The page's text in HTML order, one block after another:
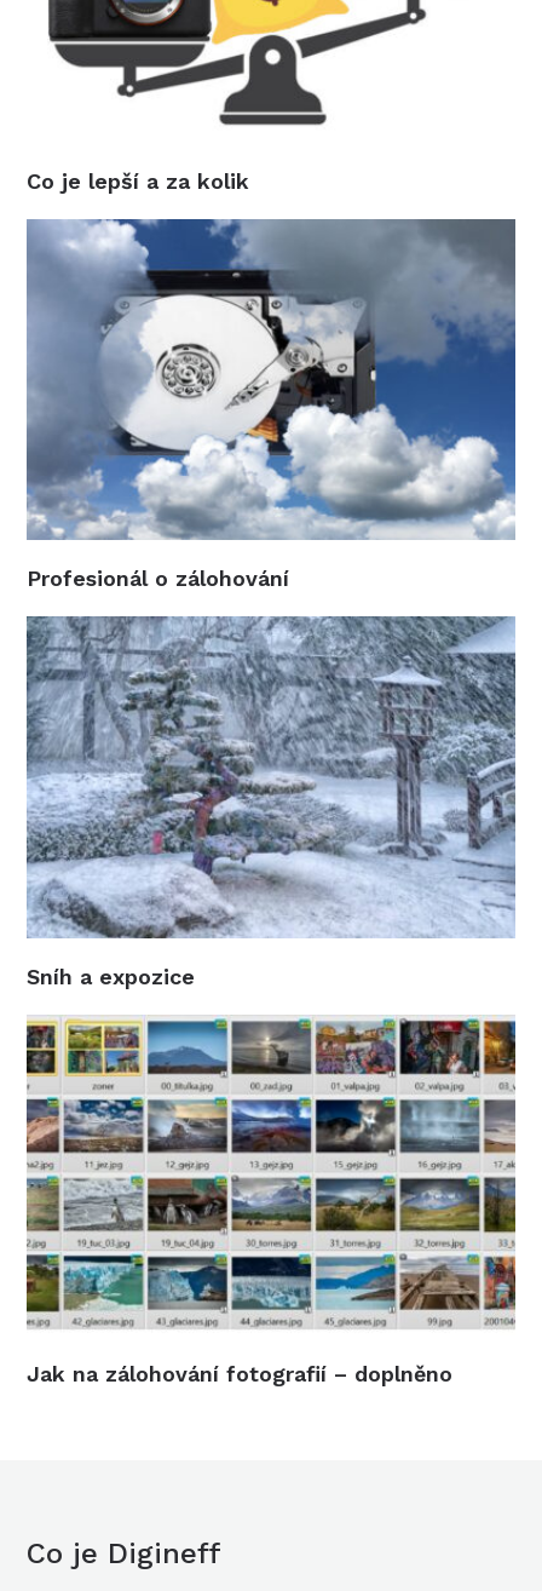
Co je lepší a za kolik
Profesionál o zálohování
Sníh a expozice
Jak na zálohování fotografií – doplněno
Co je Digineff